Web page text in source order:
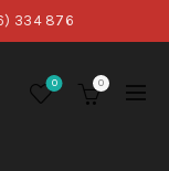
334 876
0 0